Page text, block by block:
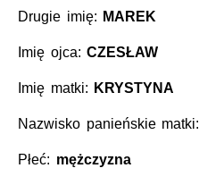
Drugie imię: MAREK
Imię ojca:CZESŁAW
Imię matki: KRYSTYNA
Nazwisko panieńskie matki:
Płeć: mężczyzna